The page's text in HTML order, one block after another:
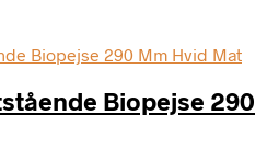
Biopejse 290